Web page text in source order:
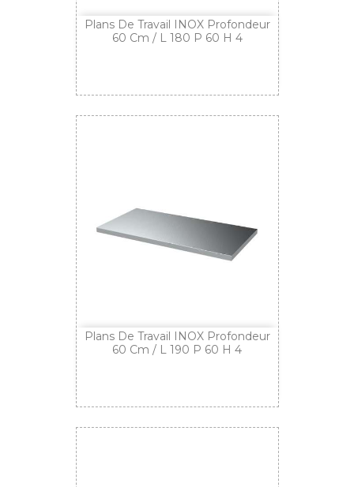
Plans De Travail INOX Profondeur
60 Cm / L 180 P 60 H 4
Plans De Travail INOX Profondeur
60 Cm / L 190 P 60 H 4